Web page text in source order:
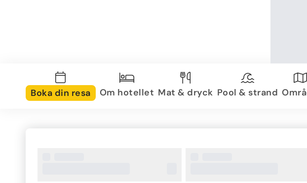
Boka din resa Om hotellet Mat & dryck Pool & strand